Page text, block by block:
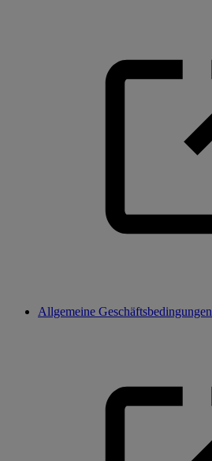
Allgemeine Geschäftsbedingungen